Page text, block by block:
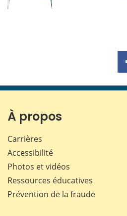
À propos
Carrières
Accessibilité
Photos et vidéos
Ressources éducatives
Prévention de la fraude